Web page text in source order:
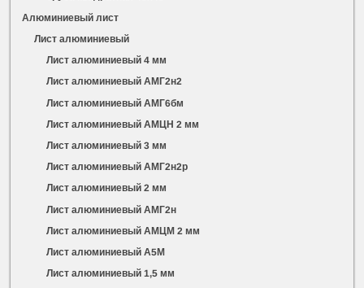
Алюминиевый лист
Лист алюминиевый
Лист алюминиевый 4 мм
Лист алюминиевый АМГ2н2
Лист алюминиевый АМГ6бм
Лист алюминиевый АМЦН 2 мм
Лист алюминиевый 3 мм
Лист алюминиевый АМГ2н2р
Лист алюминиевый 2 мм
Лист алюминиевый АМГ2н
Лист алюминиевый АМЦМ 2 мм
Лист алюминиевый А5М
Лист алюминиевый 1,5 мм